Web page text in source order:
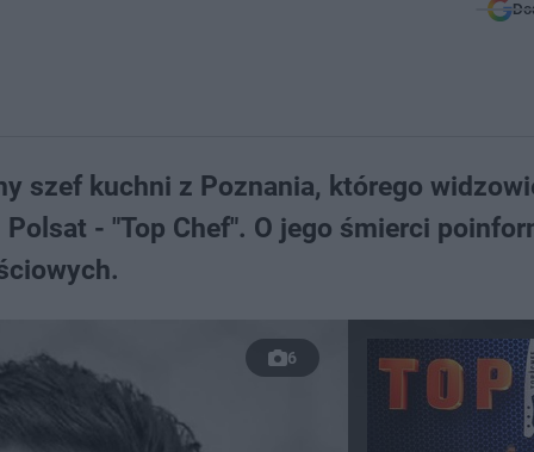
szef kuchni z Poznania, którego
- "Top Chef". O jego śmierci
6